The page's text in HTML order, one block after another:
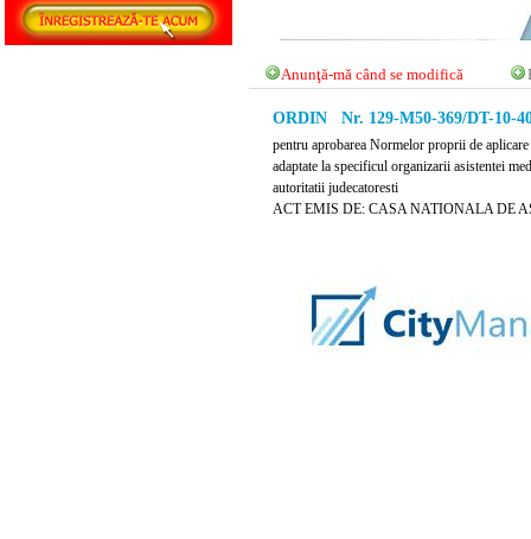
Anunţă-mă când se modifică
ORDIN Nr. 129-M50-369/DT-10-
pentru aprobarea Normelor proprii de
adaptate la specificul organizarii asistentei
autoritatii judecatoresti
ACT EMIS DE: CASA NATIONALA DE